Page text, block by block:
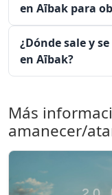
en Aībak para
¿Dónde sale y
en Aībak?
Más
amanecer/